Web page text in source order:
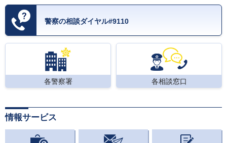
警察の相談ダイヤル#9110
各警察署 各相談窓口
情報サービス